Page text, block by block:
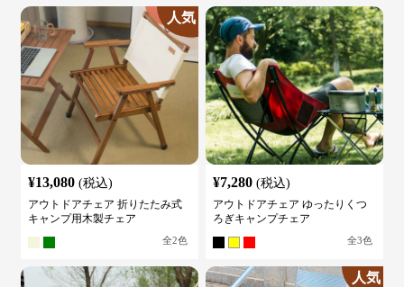
人気
¥13,080 (税込)
アウトドアチェア 折りたたみ式
キャンプ用木製チェア
全2色
¥7,280 (税込)
アウトドアチェア ゆったりくつ
ろぎキャンプチェア
全3色
人気